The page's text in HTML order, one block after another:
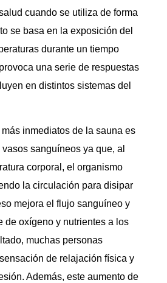
cuando se utiliza de forma
se basa en la exposición del
durante un tiempo
una serie de respuestas
en distintos sistemas del
inmediatos de la sauna es
sanguíneos ya que, al
corporal, el organismo
la circulación para disipar
mejora el flujo sanguíneo y
de oxígeno y nutrientes a los
muchas personas
de relajación física y
Además, este aumento de